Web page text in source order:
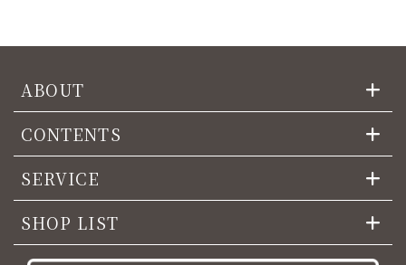
ABOUT
CONTENTS
SERVICE
SHOP LIST